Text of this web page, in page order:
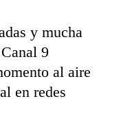
y mucha
9
al aire
en redes